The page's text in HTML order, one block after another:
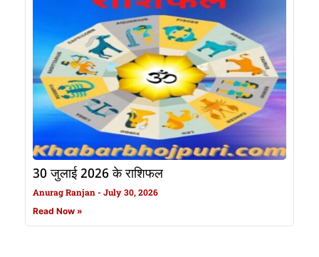
30 जुलाई 2026 के राशिफल
Anurag Ranjan July 30, 2026
Read Now »